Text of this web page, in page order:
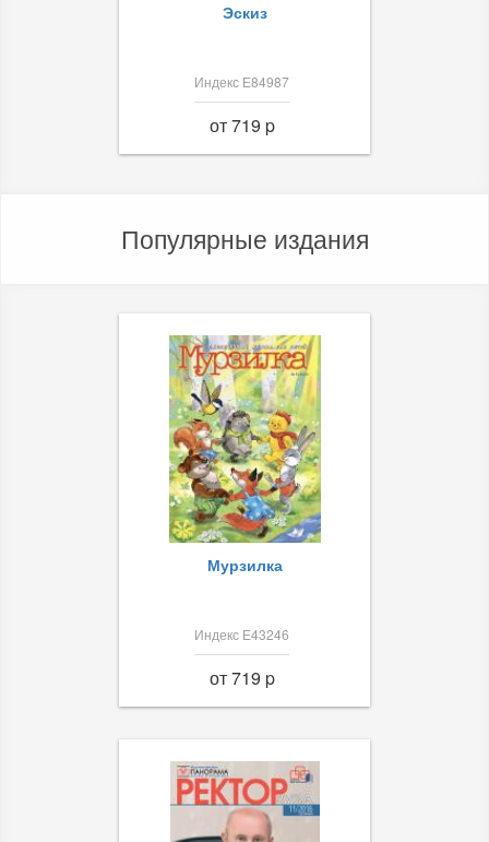
Эскиз
Индекс Е84987
от 719 p
Популярные издания
Мурзилка
Индекс Е43246
от 719 p